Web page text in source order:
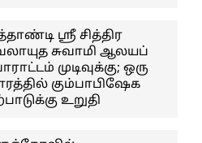
ஸ்ரீ சித்திர
சுவாமி ஆலயப்
முடிவுக்கு; ஒரு
கும்பாபிஷேக
உறுதி